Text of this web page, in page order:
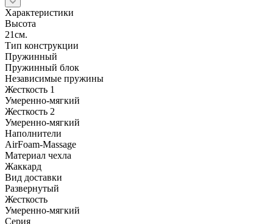
Характеристики
Высота
21см.
Тип конструкции
Пружинный
Пружинный блок
Независимые пружины
Жесткость 1
Умеренно-мягкий
Жесткость 2
Умеренно-мягкий
Наполнители
AirFoam-Massage
Материал чехла
Жаккард
Вид доставки
Развернутый
Жесткость
Умеренно-мягкий
Серия